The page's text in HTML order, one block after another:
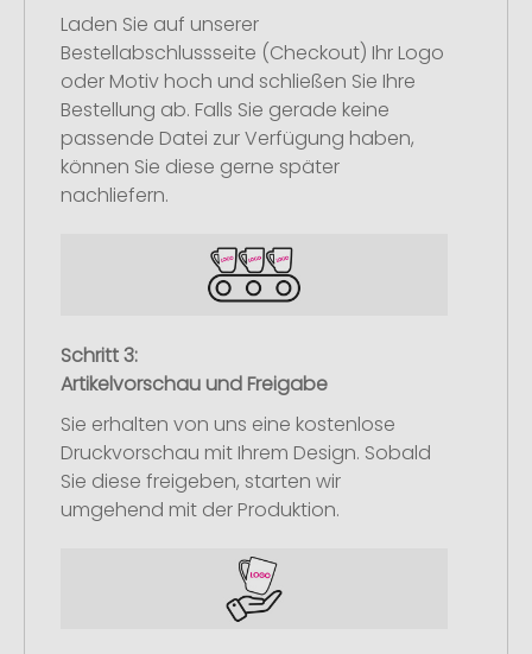
Laden Sie auf unserer
Bestellabschlussseite (Checkout) Ihr Logo
oder Motiv hoch und schließen Sie Ihre
Bestellung ab. Falls Sie gerade keine
passende Datei zur Verfügung haben,
können Sie diese gerne später
nachliefern.
Schritt 3:
Artikelvorschau und Freigabe
Sie erhalten von uns eine kostenlose
Druckvorschau mit Ihrem Design. Sobald
Sie diese freigeben, starten wir
umgehend mit der Produktion.